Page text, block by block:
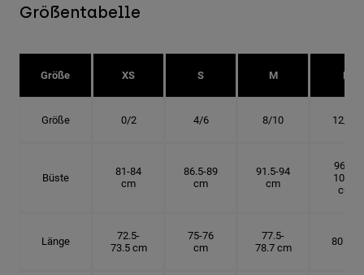
Größentabelle
Größe XS S M L
Größe 0/2 4/6 8/10 12/14
Büste
81-84
cm
86.5-89
cm
91.5-94
cm
96.5-
101.5
cm
Länge
72.5-
73.5 cm
75-76
cm
77.5-
78.7 cm
80 cm